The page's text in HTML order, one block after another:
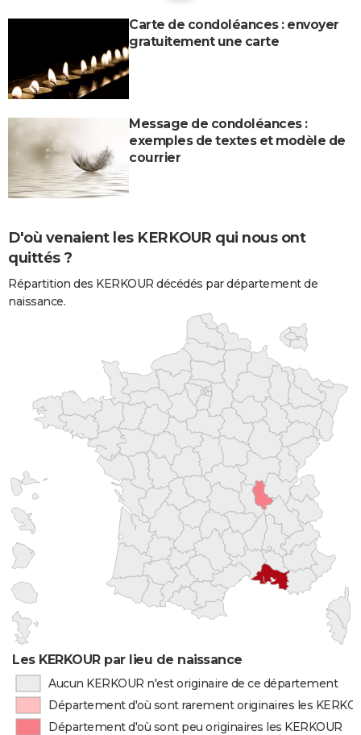
Carte de condoléances : envoyer
gratuitement une carte
Message de condoléances :
exemples de textes et modèle de
courrier
D'où venaient les KERKOUR qui nous ont
quittés ?
Répartition des KERKOUR décédés par département de
naissance.
Les KERKOUR par lieu de naissance
Aucun KERKOUR n'est originaire de ce département
Département d'où sont rarement originaires les
Département d'où sont peu originaires les KERKOUR